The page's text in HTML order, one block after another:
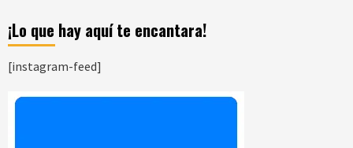
¡Lo que hay aquí te encantara!
[instagram-feed]